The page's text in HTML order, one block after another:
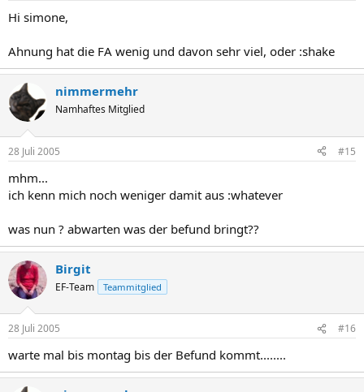
Hi simone,
Ahnung hat die FA wenig und davon sehr viel, oder :shake
nimmermehr
Namhaftes Mitglied
28 Juli 2005 #15
mhm...
ich kenn mich noch weniger damit aus :whatever
was nun ? abwarten was der befund bringt??
Birgit
EF-Team Teammitglied
28 Juli 2005 #16
warte mal bis montag bis der Befund kommt........